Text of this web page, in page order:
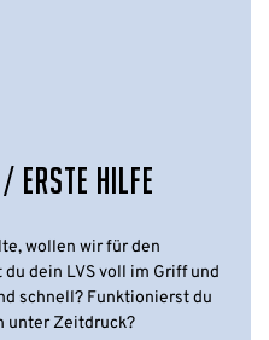
ERSTE HILFE
wollen wir für den
dein LVS voll im Griff und
schnell? Funktionierst du
unter Zeitdruck?